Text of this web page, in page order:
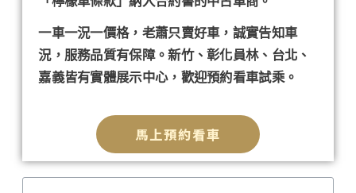
一車一況一價格，老蕭只賣好車，誠實告知車
況，服務品質有保障。新竹、彰化員林、台北、
嘉義皆有實體展示中心，歡迎預約看車試乘。
馬上預約看車